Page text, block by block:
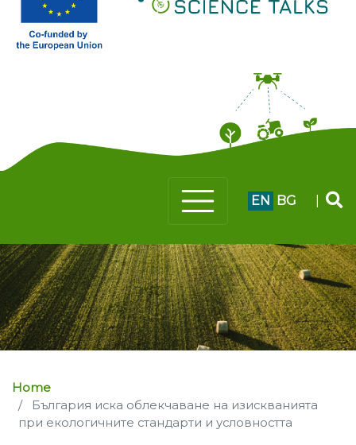
EN BG
Home
България иска облекчаване на изискванията
при екологичните стандарти и условността